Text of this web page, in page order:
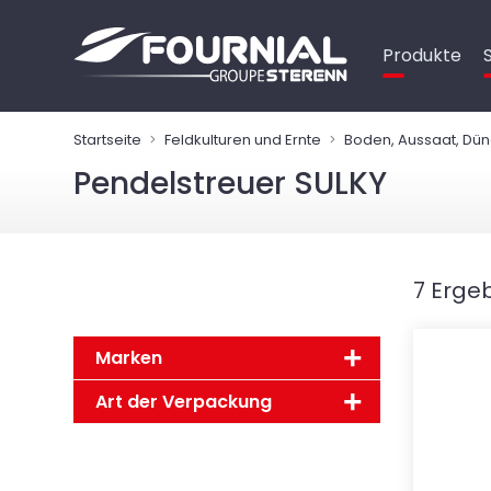
Produkte
Startseite Feldkulturen und Ernte Boden, Aussaat,
Pendelstreuer SULKY
Marken
Art der Verpackung
7